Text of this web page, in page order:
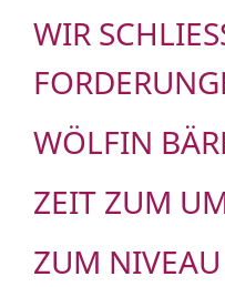
WIR
WÖLFIN
ZEIT ZUM
ZUM